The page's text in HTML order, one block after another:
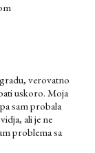
verovatno
uskoro. Moja
sam probala
ali je ne
problema sa